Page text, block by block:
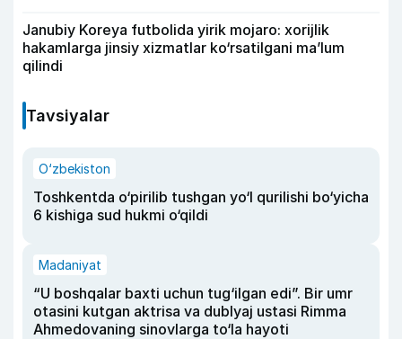
Janubiy Koreya futbolida yirik mojaro: xorijlik
hakamlarga jinsiy xizmatlar ko‘rsatilgani ma’lum
qilindi
Tavsiyalar
O‘zbekiston
Toshkentda o‘pirilib tushgan yo‘l qurilishi bo‘yicha
6 kishiga sud hukmi o‘qildi
Madaniyat
“U boshqalar baxti uchun tug‘ilgan edi”. Bir umr
otasini kutgan aktrisa va dublyaj ustasi Rimma
Ahmedovaning sinovlarga to‘la hayoti